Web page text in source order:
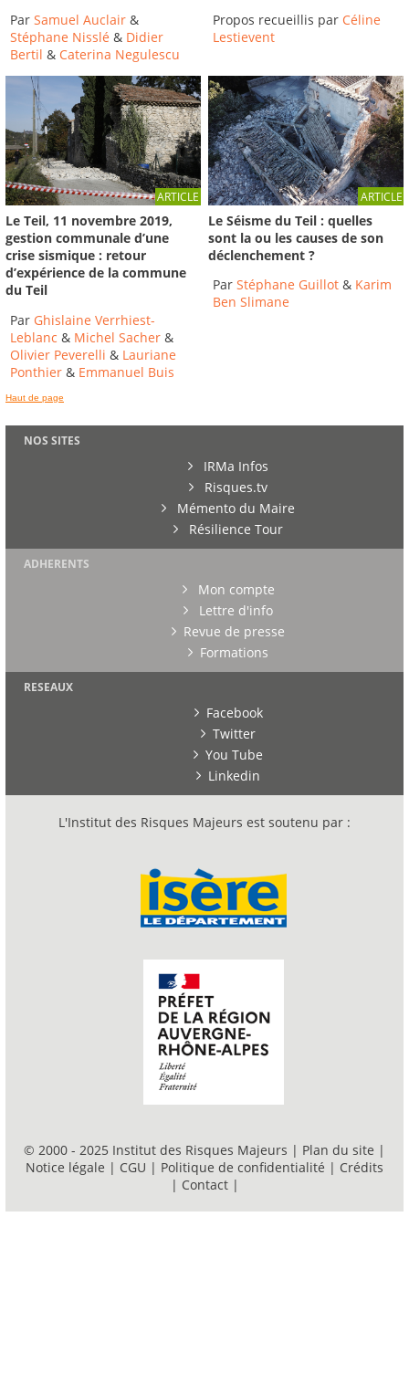
Par Samuel Auclair &
Stéphane Nisslé & Didier
Bertil & Caterina Negulescu
Propos recueillis par Céline
Lestievent
ARTICLE
Le Teil, 11 novembre 2019,
gestion communale d’une
crise sismique : retour
d’expérience de la commune
du Teil
Par Ghislaine Verrhiest-
Leblanc & Michel Sacher &
Olivier Peverelli & Lauriane
Ponthier & Emmanuel Buis
ARTICLE
Le Séisme du Teil : quelles
sont la ou les causes de son
déclenchement ?
ParStéphane Guillot & Karim
Ben Slimane
Haut de page
NOS SITES
IRMa Infos
Risques.tv
Mémento du Maire
Résilience Tour
ADHERENTS
Mon compte
Lettre d'info
Revue de presse
Formations
RESEAUX
Facebook
Twitter
You Tube
Linkedin
L'Institut des Risques Majeurs est soutenu par :
© 2000 - 2025 Institut des Risques Majeurs | Plan du site |
Notice légale | CGU | Politique de confidentialité | Crédits
| Contact |